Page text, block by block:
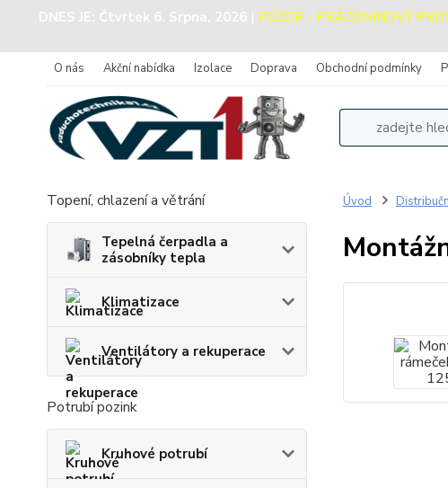
DNES JE: Čtvrtek 6. Srpna, 2026 | POZOR - PRÁZDNINOVÝ
O nás Akční nabídka Izolace Doprava Obchodní podmínky
Topení, chlazení a větrání
Tepelná čerpadla a
zásobníky tepla
Klimatizace
Ventilátory a rekuperace
Potrubí pozink
Kruhové potrubí
Úvod